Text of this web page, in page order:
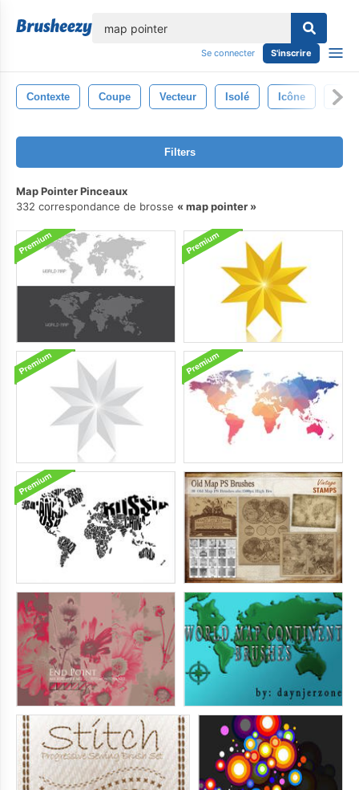
Se connecter S'inscrire
Contexte Coupe Vecteur Isolé Icône
Filters
Map Pointer Pinceaux
332 correspondance de brosse
map pointer